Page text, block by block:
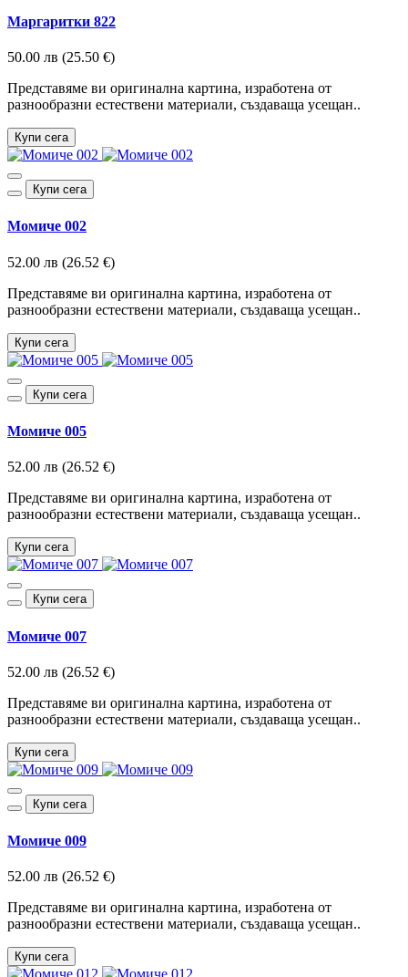
Маргаритки 822
50.00 лв (25.50 €)
Представяме ви оригинална картина, изработена от
разнообразни естествени материали, създаваща усещан..
Купи сега
Купи сега
Момиче 002
52.00 лв (26.52 €)
Представяме ви оригинална картина, изработена от
разнообразни естествени материали, създаваща усещан..
Купи сега
Купи сега
Момиче 005
52.00 лв (26.52 €)
Представяме ви оригинална картина, изработена от
разнообразни естествени материали, създаваща усещан..
Купи сега
Купи сега
Момиче 007
52.00 лв (26.52 €)
Представяме ви оригинална картина, изработена от
разнообразни естествени материали, създаваща усещан..
Купи сега
Купи сега
Момиче 009
52.00 лв (26.52 €)
Представяме ви оригинална картина, изработена от
разнообразни естествени материали, създаваща усещан..
Купи сега